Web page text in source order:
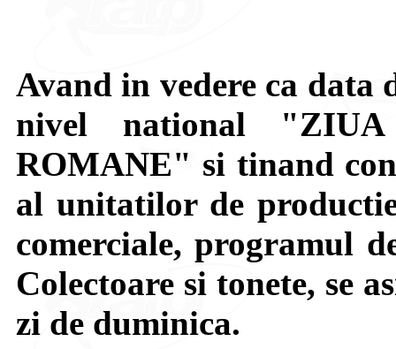
Avand in vedere ca data
nivel national "ZIUA
ROMANE" si tinand
al unitatilor de
comerciale, programul
Colectoare si tonete, se
zi de duminica.